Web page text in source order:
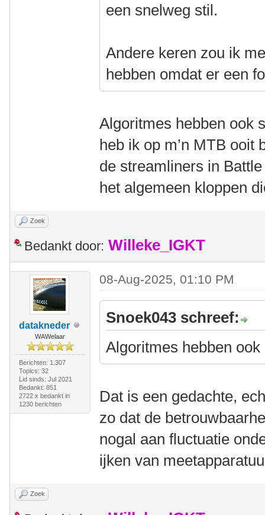
een snelweg stil.
Andere keren zou ik
hebben omdat er een
Algoritmes hebben ook
heb ik op m’n MTB ooit
de streamliners in
het algemeen kloppen
Zoek
Bedankt door: Willeke_IGKT
datakneder
WAWelaar
Berichten: 1.307
Topics: 32
Lid sinds: Jul 2021
Bedankt: 851
2722 x bedankt in
1230 berichten
08-Aug-2025, 01:10 PM
Snoek043 schreef:
Algoritmes hebben
Dat is een gedachte,
zo dat de
nogal aan fluctuatie
ijken van
Zoek